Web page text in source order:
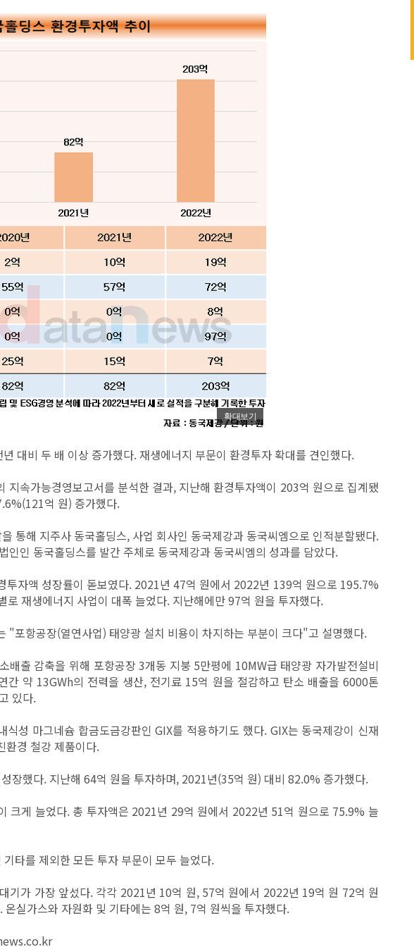
확대보기
대비 두 배 이상 증가했다. 재생에너지 부문이 환경투자 확대를 견인했다.
지속가능경영보고서를 분석한 결과, 지난해 환경투자액이 203억 원으로 집계됐
억 원) 증가했다.
통해 지주사 동국홀딩스, 사업 회사인 동국제강과 동국씨엠으로 인적분할됐다.
인인 동국홀딩스를 발간 주체로 동국제강과 동국씨엠의 성과를 담았다.
투자액 성장률이 돋보였다. 2021년 47억 원에서 2022년 139억 원으로 195.7%
로 재생에너지 사업이 대폭 늘었다. 지난해에만 97억 원을 투자했다.
"포항공장(열연사업) 태양광 설치 비용이 차지하는 부분이 크다"고 설명했다.
배출 감축을 위해 포항공장 3개동 지붕 5만평에 10MW급 태양광 자가발전설비
간 약 13GWh의 전력을 생산, 전기료 15억 원을 절감하고 탄소 배출을 6000톤
있다.
식성 마그네슘 합금도금강판인 GIX를 적용하기도 했다. GIX는 동국제강이 신재
환경 철강 제품이다.
장했다. 지난해 64억 원을 투자하며, 2021년(35억 원) 대비 82.0% 증가했다.
크게 늘었다. 총 투자액은 2021년 29억 원에서 2022년 51억 원으로 75.9% 늘
타를 제외한 모든 투자 부문이 모두 늘었다.
기가 가장 앞섰다. 각각 2021년 10억 원, 57억 원에서 2022년 19억 원 72억 원
실가스와 자원화 및 기타에는 8억 원, 7억 원씩을 투자했다.